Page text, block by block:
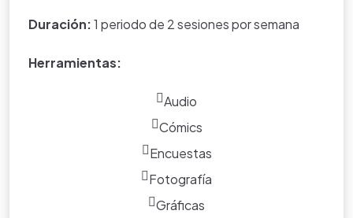
(planetario, zoológico, hacienda la maría, museo de
Duración:1 periodo de 2 sesiones por semana
Herramientas:
Audio
Cómics
Encuestas
Fotografía
Gráficas